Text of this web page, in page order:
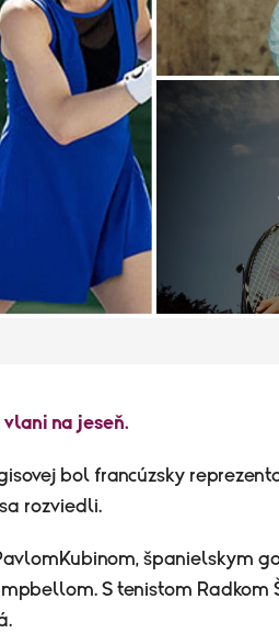
na jeseň.
bol francúzsky
rozviedli.​
španielskym
S tenistom Radkom